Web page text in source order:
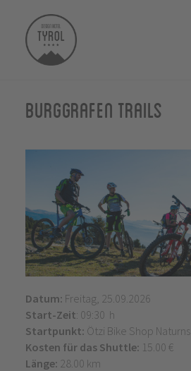
Burggrafen Trails
Datum: Freitag, 25.09.2026
Start-Zeit: 09:30 h
Startpunkt: Ötzi Bike Shop Naturns
Kosten für das Shuttle: 15.00 €
Länge: 28.00 km